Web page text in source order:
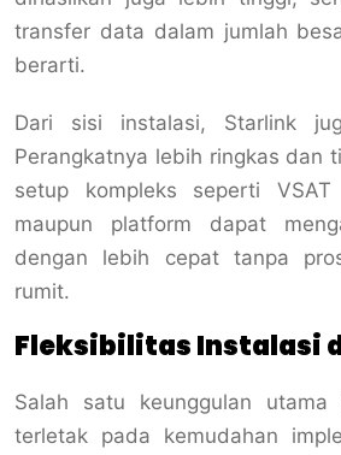
transfer data dalam jumlah
berarti.
Dari sisi instalasi, Starlink
Perangkatnya lebih ringkas dan
setup kompleks seperti VSAT
maupun platform dapat
dengan lebih cepat tanpa
rumit.
Fleksibilitas Instalasi
Salah satu keunggulan utama
terletak pada kemudahan